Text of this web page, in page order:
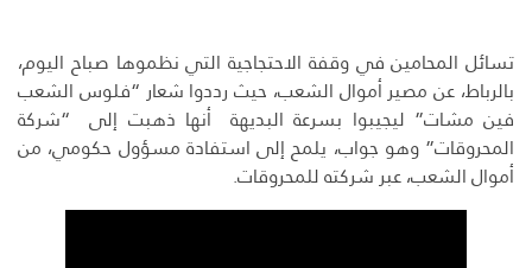
تسائل المحامين في وقفة الاحتجاجية التي نظموها صباح اليوم،
بالرباط، عن مصير أموال الشعب، حيث رددوا شعار “فلوس الشعب
فين مشات” ليجيبوا بسرعة البديهة أنها ذهبت إلى “شركة
المحروقات” وهو جواب، يلمح إلى استفادة مسؤول حكومي، من
أموال الشعب، عبر شركته للمحروقات.